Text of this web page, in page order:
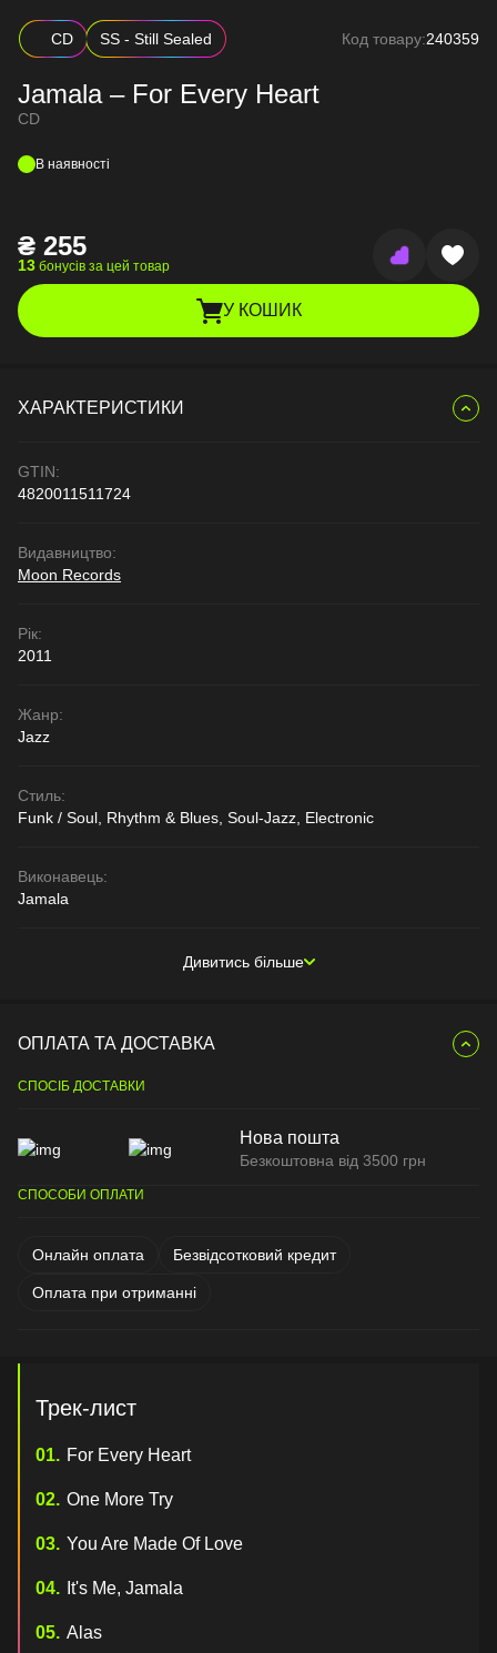
CD SS - Still Sealed Код товару:240359
Jamala – For Every Heart
CD
В наявності
₴ 255
13 бонусів за цей товар
У КОШИК
ХАРАКТЕРИСТИКИ
GTIN:
4820011511724
Видавництво:
Moon Records
Рік:
2011
Жанр:
Jazz
Стиль:
Funk / Soul, Rhythm & Blues, Soul-Jazz, Electronic
Виконавець:
Jamala
Дивитись більше
ОПЛАТА ТА ДОСТАВКА
СПОСІБ ДОСТАВКИ
Нова пошта
Безкоштовна від 3500 грн
СПОСОБИ ОПЛАТИ
Онлайн оплата Безвідсотковий кредит
Оплата при отриманні
Трек-лист
For Every Heart
One More Try
You Are Made Of Love
It's Me, Jamala
Alas